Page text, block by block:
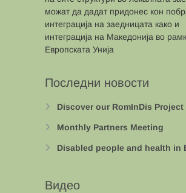
можат да дадат придонес кон
интеграција на заедницата како и
интеграција на Македонија во
Европската Унија
Последни новости
Discover our RomInDis
Monthly Partners Meeting
Disabled people and health in
Видео